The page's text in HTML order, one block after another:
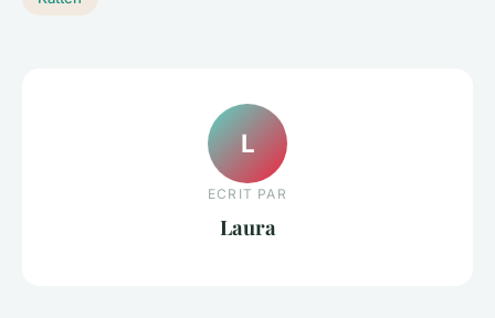
L
ECRIT PAR
Laura